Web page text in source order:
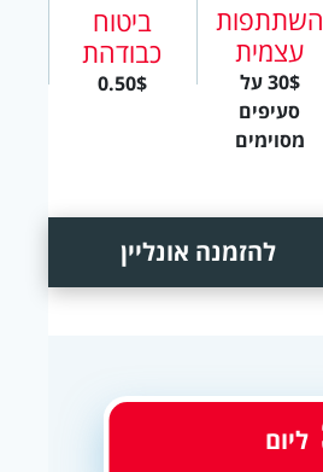
השתתפות
עצמית
30$ על
סעיפים
מסוימים
ביטוח
כבודהת
0.50$
להזמנה אונליין
ליום